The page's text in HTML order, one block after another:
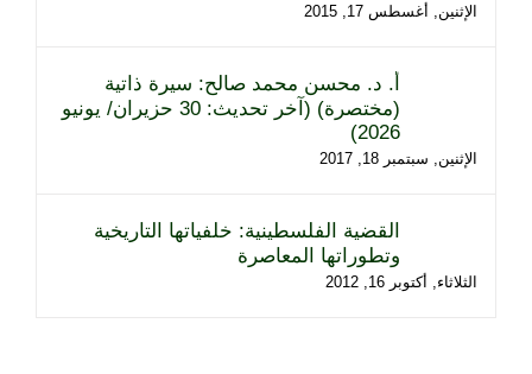
الإثنين, أغسطس 17, 2015
أ. د. محسن محمد صالح: سيرة ذاتية
(مختصرة) (آخر تحديث: 30 حزيران/ يونيو
2026)
الإثنين, سبتمبر 18, 2017
القضية الفلسطينية: خلفياتها التاريخية
وتطوراتها المعاصرة
الثلاثاء, أكتوبر 16, 2012